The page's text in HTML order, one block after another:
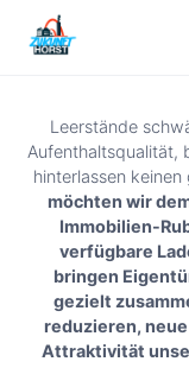
Leerstände
Aufenthaltsqualität,
hinterlassen
möchten wir
Immobilien-
verfügbare
bringen
gezielt
reduzieren,
Attraktivität